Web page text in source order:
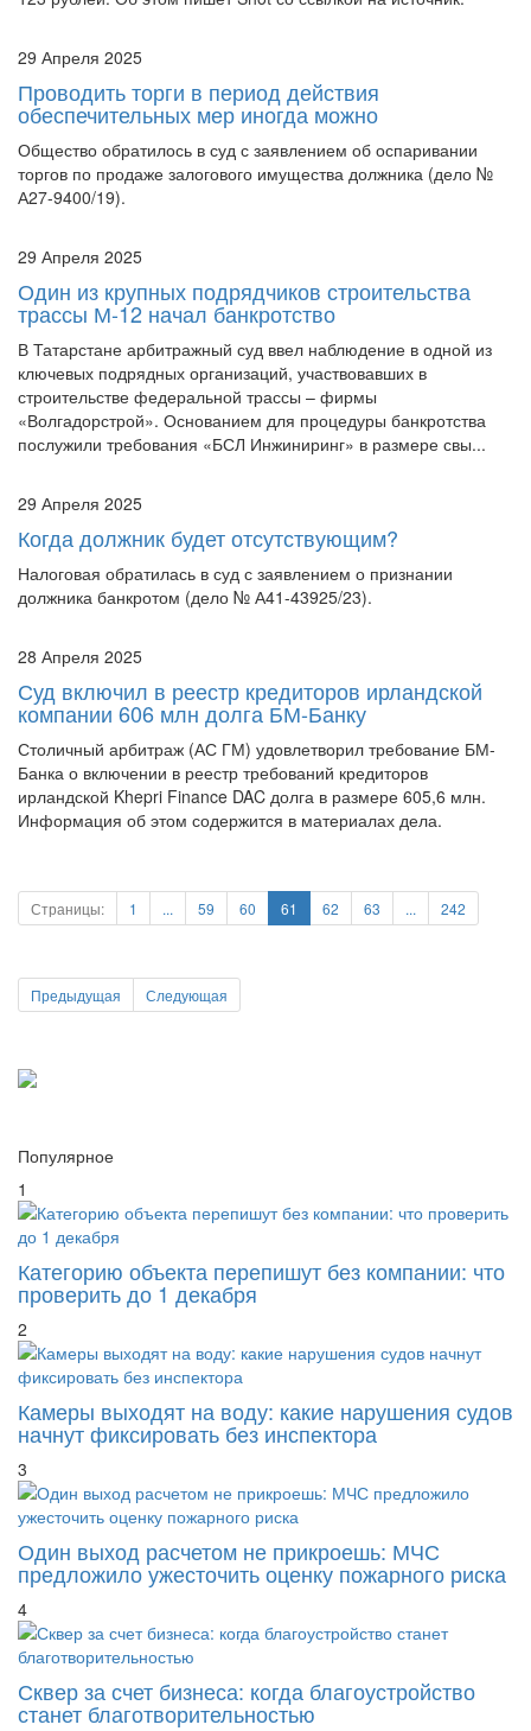
Проводить торги в период действия
обеспечительных мер иногда можно
Общество обратилось в суд с заявлением об оспаривании
торгов по продаже залогового имущества должника (дело №
А27-9400/19).
Один из крупных подрядчиков строительства
трассы М-12 начал банкротство
В Татарстане арбитражный суд ввел наблюдение в одной из
ключевых подрядных организаций, участвовавших в
строительстве федеральной трассы – фирмы
«Волгадорстрой». Основанием для процедуры банкротства
послужили требования «БСЛ Инжиниринг» в размере свы...
Когда должник будет отсутствующим?
Налоговая обратилась в суд с заявлением о признании
должника банкротом (дело № А41-43925/23).
Суд включил в реестр кредиторов ирландской
компании 606 млн долга БМ-Банку
Столичный арбитраж (АС ГМ) удовлетворил требование БМ-
Банка о включении в реестр требований кредиторов
ирландской Khepri Finance DAC долга в размере 605,6 млн.
Информация об этом содержится в материалах дела.
1
Категорию объекта перепишут без компании: что
проверить до 1 декабря
2
Камеры выходят на воду: какие нарушения судов
начнут фиксировать без инспектора
3
Один выход расчетом не прикроешь: МЧС
предложило ужесточить оценку пожарного риска
4
Сквер за счет бизнеса: когда благоустройство
станет благотворительностью
5